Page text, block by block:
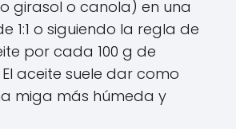
girasol o canola) en una
1:1 o siguiendo la regla de
por cada 100 g de
aceite suele dar como
miga más húmeda y